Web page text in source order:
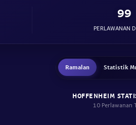
99
PERLAWANAN
Ramalan Statistik
HOFFENHEIM
10 Perlawanan